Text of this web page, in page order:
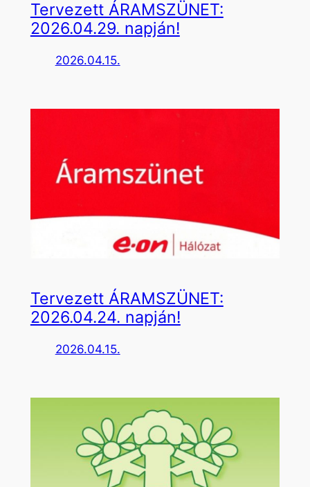
Tervezett ÁRAMSZÜNET:
2026.04.29. napján!
2026.04.15.
Tervezett ÁRAMSZÜNET:
2026.04.24. napján!
2026.04.15.